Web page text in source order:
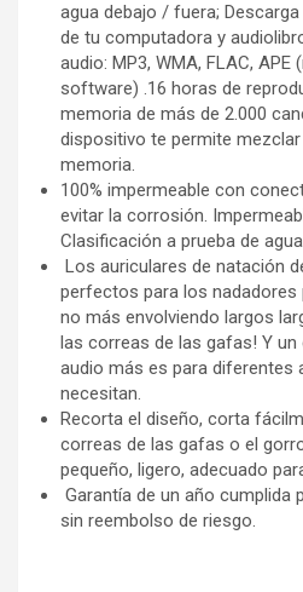
agua debajo / fuera;
de tu computadora y
audio: MP3, WMA, FLAC,
software) .16 horas de
memoria de más de 2.000
dispositivo te permite
memoria.
‍100% impermeable con
evitar la corrosión.
Clasificación a prueba de
Los auriculares de natación
perfectos para los nadadores
no más envolviendo largos
las correas de las gafas! Y
audio más es para diferentes
necesitan.
‍Recorta el diseño, corta
correas de las gafas o el
pequeño, ligero, adecuado
Garantía de un año cumplida
sin reembolso de riesgo.